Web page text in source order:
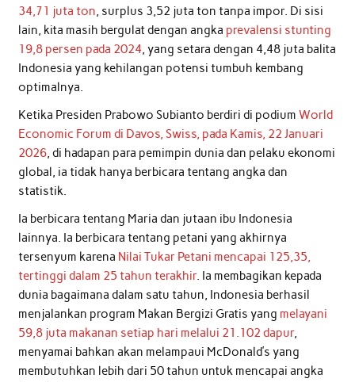
34,71 juta ton, surplus 3,52 juta ton tanpa impor. Di sisi
lain, kita masih bergulat dengan angka prevalensi stunting
19,8 persen pada 2024, yang setara dengan 4,48 juta balita
Indonesia yang kehilangan potensi tumbuh kembang
optimalnya.
Ketika Presiden Prabowo Subianto berdiri di podium World
Economic Forum di Davos, Swiss, pada Kamis, 22 Januari
2026, di hadapan para pemimpin dunia dan pelaku ekonomi
global, ia tidak hanya berbicara tentang angka dan
statistik.
Ia berbicara tentang Maria dan jutaan ibu Indonesia
lainnya. Ia berbicara tentang petani yang akhirnya
tersenyum karena Nilai Tukar Petani mencapai 125,35,
tertinggi dalam 25 tahun terakhir. Ia membagikan kepada
dunia bagaimana dalam satu tahun, Indonesia berhasil
menjalankan program Makan Bergizi Gratis yang melayani
59,8 juta makanan setiap hari melalui 21.102 dapur,
menyamai bahkan akan melampaui McDonald’s yang
membutuhkan lebih dari 50 tahun untuk mencapai angka